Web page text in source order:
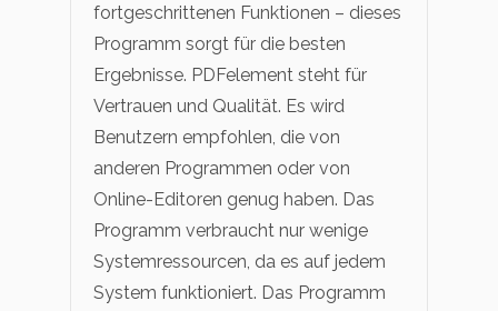
fortgeschrittenen Funktionen – dieses
Programm sorgt für die besten
Ergebnisse. PDFelement steht für
Vertrauen und Qualität. Es wird
Benutzern empfohlen, die von
anderen Programmen oder von
Online-Editoren genug haben. Das
Programm verbraucht nur wenige
Systemressourcen, da es auf jedem
System funktioniert. Das Programm